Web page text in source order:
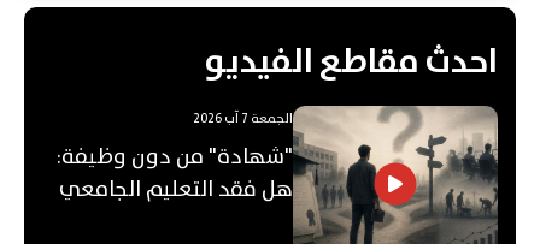
احدث مقاطع الفيديو
الجمعة 7 آب 2026
"شهادة" من دون وظيفة:
هل فقد التعليم الجامعي